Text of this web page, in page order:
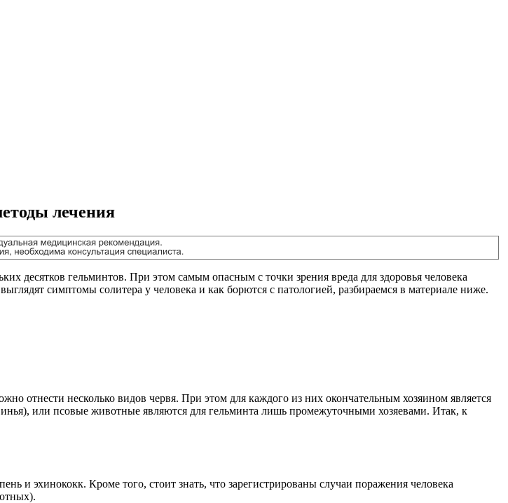
лечения
десятков гельминтов. При этом самым опасным с точки зрения вреда для здоровья человека
симптомы солитера у человека и как борются с патологией, разбираемся в материале ниже.
отнести несколько видов червя. При этом для каждого из них окончательным хозяином является
или псовые животные являются для гельминта лишь промежуточными хозяевами. Итак, к
и эхинококк. Кроме того, стоит знать, что зарегистрированы случаи поражения человека